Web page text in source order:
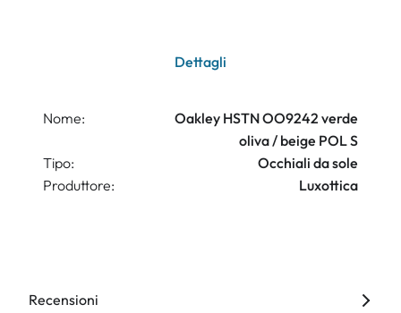
Dettagli
Nome:
Oakley HSTN OO9242 verde
oliva / beige POL S
Tipo:
Occhiali da sole
Produttore:
Luxottica
Recensioni